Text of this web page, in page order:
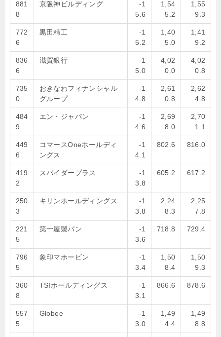
881
8
京阪神ビルディング
-1
5.6
1,54
5.2
1,55
9.3
772
6
黒田精工
-1
5.2
1,40
5.0
1,41
9.2
836
6
滋賀銀行
-1
5.0
4,02
0.0
4,02
0.8
735
0
おきなわフィナンシャル
グループ
-1
4.8
2,61
0.8
2,62
4.8
484
9
エン・ジャパン
-1
4.6
2,69
8.0
2,70
1.1
449
6
コマースOneホールディ
ングス
-1
4.1
802.6 816.0
419
2
スパイダープラス
-1
3.8
605.2 617.2
250
3
キリンホールディングス
-1
3.8
2,24
8.3
2,25
7.8
221
5
第一屋製パン
-1
3.6
718.8 729.4
796
5
象印マホービン
-1
3.4
1,50
8.4
1,50
9.3
360
8
TSIホールディングス
-1
3.1
866.6 878.6
557
5
Globee
-1
3.0
1,49
4.4
1,49
8.8